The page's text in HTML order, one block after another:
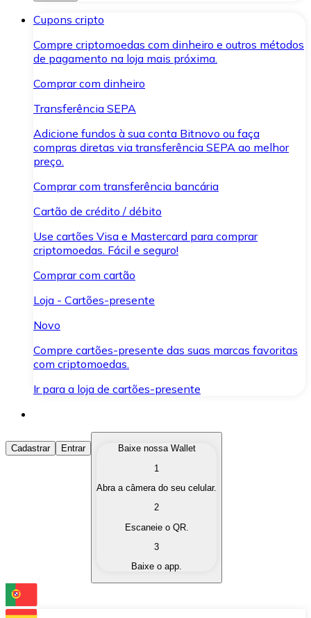
Cupons cripto
Compre criptomoedas com dinheiro e outros métodos
de pagamento na loja mais próxima.
Comprar com dinheiro
Transferência SEPA
Adicione fundos à sua conta Bitnovo ou faça
compras diretas via transferência SEPA ao melhor
preço.
Comprar com transferência bancária
Cartão de crédito / débito
Use cartões Visa e Mastercard para comprar
criptomoedas. Fácil e seguro!
Comprar com cartão
Loja - Cartões-presente
Novo
Compre cartões-presente das suas marcas favoritas
com criptomoedas.
Ir para a loja de cartões-presente
Comprar Criptomoedas
Compre as criptomoedas de seu interesse de forma
Converta suas criptomoedas em moeda fiduciária
Troque uma criptomoeda por outra
Cadastrar Entrar
Baixe nossa Wallet
1
Abra a câmera do seu celular.
2
Escaneie o QR.
3
Baixe o app.